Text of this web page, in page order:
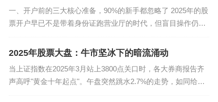
疲弱的情况下，进一步降准乃至定向降息（如降低
支农支小再贷款利率）的可能性正在增加，这有望
落地使用，特别是对“卡脖子”技术攻关、大型科技基
础设施、新型城镇化及保障性住房的投入，将成为
重要的经济托底力量和行情催化剂。
一、开户前的三大核心准备，90%的新手都忽略了 2025年的股
票开户早已不是带着身份证跑营业厅的时代，但盲目操作仍会
价值投资？这直接决定选择哪...
2025年股票大盘：牛市坚冰下的暗流涌动
当上证指数在2025年3月站上3800点关口时，各大券商报告齐
声高呼"黄金十年起点"。午盘突然跳水2.7%的走势，如同给狂